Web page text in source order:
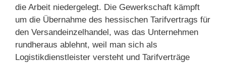
die Arbeit niedergelegt. Die Gewerkschaft kämpft
um die Übernahme des hessischen Tarifvertrags für
den Versandeinzelhandel, was das Unternehmen
rundheraus ablehnt, weil man sich als
Logistikdienstleister versteht und Tarifverträge